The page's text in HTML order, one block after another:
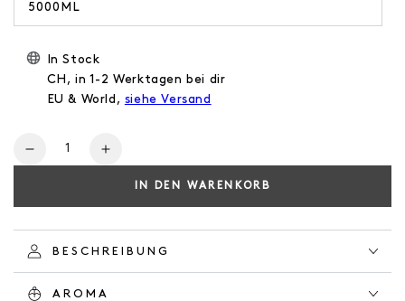
5000ML
In Stock
CH, in 1-2 Werktagen bei dir
EU & World, siehe Versand
Verringere
HAND
LOTION
HERBAL
GARDEN
Erhöhe
Menge
HAND
LOTION
HERBAL
GARDEN
IN DEN WARENKORB
BESCHREIBUNG
AROMA